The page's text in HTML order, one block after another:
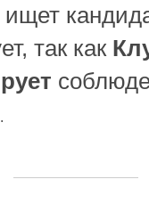
ищет
так как
.